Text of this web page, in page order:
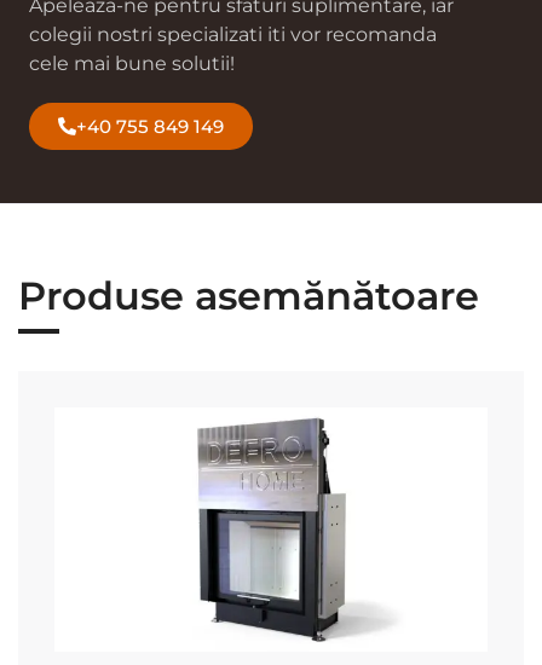
Apeleaza-ne pentru sfaturi suplimentare, iar
colegii nostri specializati iti vor recomanda
cele mai bune solutii!
+40 755 849 149
Produse asemănătoare